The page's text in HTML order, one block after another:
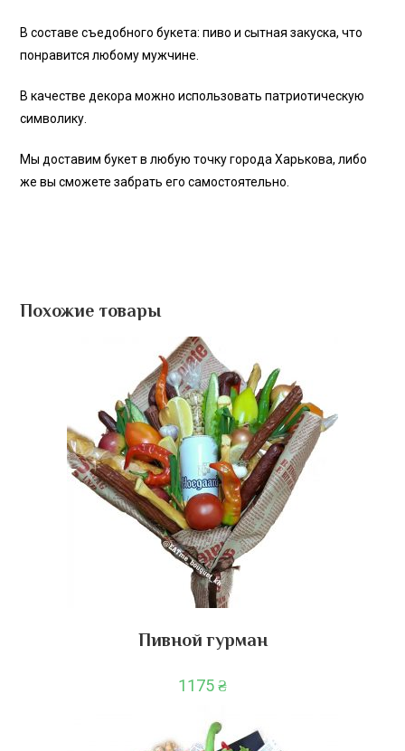
В составе съедобного букета: пиво и сытная закуска, что
понравится любому мужчине.
В качестве декора можно использовать патриотическую
символику.
Мы доставим букет в любую точку города Харькова, либо
же вы сможете забрать его самостоятельно.
Похожие товары
Пивной гурман
1175₴